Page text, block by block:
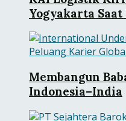
Yogyakarta
Membangun
Indonesia–India